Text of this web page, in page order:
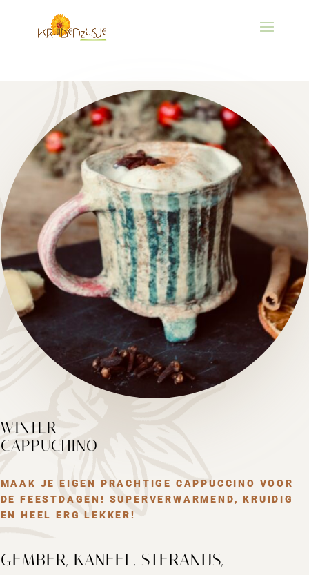
WINTER
CAPPUCHINO
MAAK JE EIGEN PRACHTIGE CAPPUCCINO VOOR
DE FEESTDAGEN! SUPERVERWARMEND, KRUIDIG
EN HEEL ERG LEKKER!
GEMBER, KANEEL, STERANIJS,